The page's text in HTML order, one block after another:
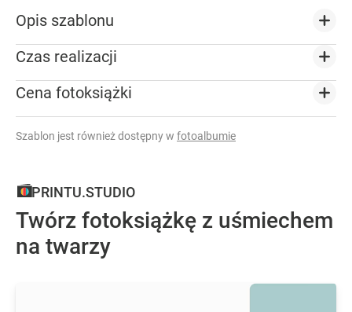
Opis szablonu
Czas realizacji
Cena fotoksiążki
Szablon jest również dostępny w fotoalbumie
PRINTU.STUDIO
Twórz fotoksiążkę z uśmiechem
na twarzy